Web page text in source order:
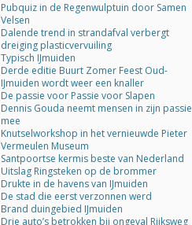
Pubquiz in de Regenwulptuin door Samen
Velsen
Dalende trend in strandafval verbergt
dreiging plasticvervuiling
Typisch IJmuiden
Derde editie Buurt Zomer Feest Oud-
IJmuiden wordt weer een knaller
De passie voor Passie voor Slapen
Dennis Gouda neemt mensen in zijn passie
mee
Knutselworkshop in het vernieuwde Pieter
Vermeulen Museum
Santpoortse kermis beste van Nederland
Uitslag Ringsteken op de brommer
Drukte in de havens van IJmuiden
De stad die eerst verzonnen werd
Brand duingebied IJmuiden
Drie auto’s betrokken bij ongeval Rijksweg